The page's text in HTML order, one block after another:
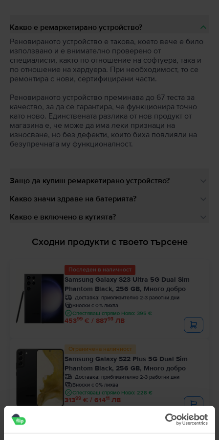
Какво е ремаркетирано устройство?
Реновираното устройство е такова, което вече е било
използвано и е внимателно проверено от
специалисти, както по отношение на софтуера, така и
по отношение на хардуера. При необходимост, то се
ремонтира с нови, сертифицирани части.
Реновираното устройство преминава до 67 теста за
качество, за да се гарантира, че функционира точно
като ново. Единствената разлика от нов продукт от
магазина е, че може да има леки признаци на
износване, но без дефекти, които биха повлияли на
безупречната му функционалност.
Защо да купиш ремаркетирано устройство?
Какво значи здраве на батерията?
Какво е включено в кутията?
Сходни продукти с твоето търсене
Последен в наличност
Samsung Galaxy S23 Ultra 5G Dual Sim
Phantom Black, 256 GB, Много добро
Доставка: приблизително 2-3 работни дни
Вноски с 0% лихва
Спестяваш спрямо Ново: 395 €
45399 € / 88793 ЛВ
Ограничена наличност
Samsung Galaxy S22 Plus 5G Dual Sim
Phantom Black, 256 GB, Много добро
Доставка: приблизително 2-3 работни дни
Вноски с 0% лихва
Спестяваш спрямо Ново: 228 €
31399 € / 61411 ЛВ